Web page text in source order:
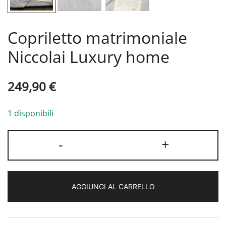
Copriletto matrimoniale
Niccolai Luxury home
249,90€
1 disponibili
-
Niccolai
home
quantità
+
AGGIUNGI AL CARRELLO